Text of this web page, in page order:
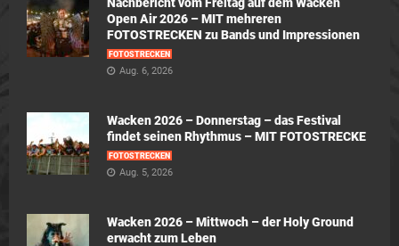
Open Air 2026 – MIT mehreren
FOTOSTRECKEN zu Bands und Impressionen
FOTOSTRECKEN
Aug. 6, 2026
Wacken 2026 – Donnerstag – das Festival
findet seinen Rhythmus – MIT FOTOSTRECKE
FOTOSTRECKEN
Aug. 5, 2026
Wacken 2026 – Mittwoch – der Holy Ground
erwacht zum Leben